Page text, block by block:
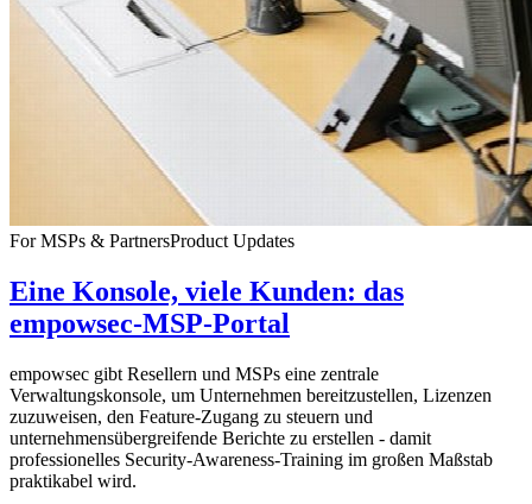
For MSPs & PartnersProduct Updates
Eine Konsole, viele Kunden: das
empowsec-MSP-Portal
empowsec gibt Resellern und MSPs eine zentrale
Verwaltungskonsole, um Unternehmen bereitzustellen, Lizenzen
zuzuweisen, den Feature-Zugang zu steuern und
unternehmensübergreifende Berichte zu erstellen - damit
professionelles Security-Awareness-Training im großen Maßstab
praktikabel wird.